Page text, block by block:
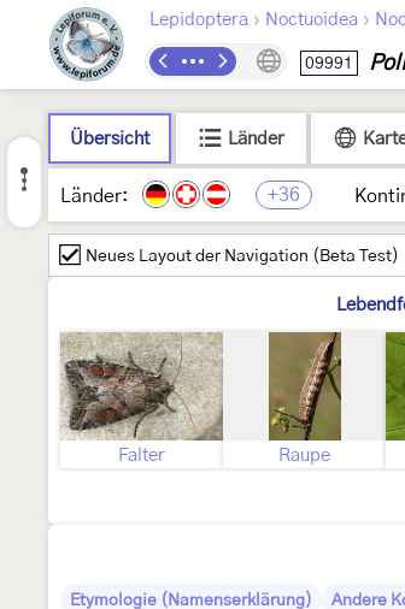
Lepidoptera › Noctuoidea ›
09991
Übersicht Länder
Länder: +36
Neues Layout der Navigation (Beta Test)
Falter Raupe
Etymologie (Namenserklärung) Andere